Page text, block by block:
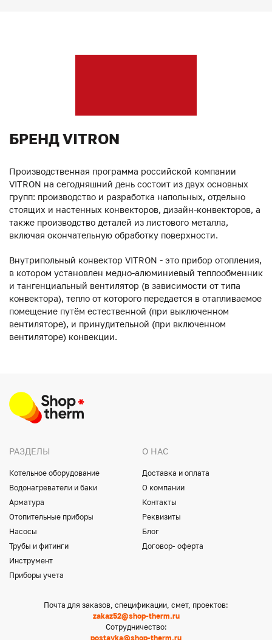
БРЕНД VITRON
Производственная программа российской компании
VITRON на сегодняшний день состоит из двух основных
групп: производство и разработка напольных, отдельно
стоящих и настенных конвекторов, дизайн-конвекторов, а
также производство деталей из листового металла,
включая окончательную обработку поверхности.
Внутрипольный конвектор VITRON - это прибор отопления,
в котором установлен медно-алюминиевый теплообменник
и тангенциальный вентилятор (в зависимости от типа
конвектора), тепло от которого передается в отапливаемое
помещение путём естественной (при выключенном
вентиляторе), и принудительной (при включенном
вентиляторе) конвекции.
РАЗДЕЛЫ
Котельное оборудование
Водонагреватели и баки
Арматура
Отопительные приборы
Насосы
Трубы и фитинги
Инструмент
Приборы учета
О НАС
Доставка и оплата
О компании
Контакты
Реквизиты
Блог
Договор- оферта
Почта для заказов, спецификации, смет, проектов:
zakaz52@shop-therm.ru
Сотрудничество:
postavka@shop-therm.ru